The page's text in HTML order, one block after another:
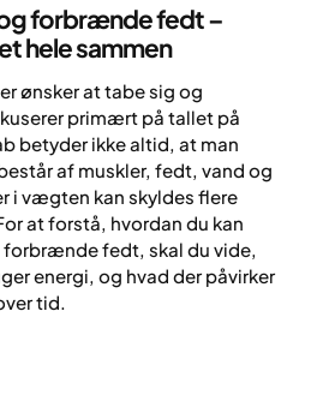
forbrænde fedt –
hele sammen
ønsker at tabe sig og
primært på tallet på
betyder ikke altid, at man
af muskler, fedt, vand og
i vægten kan skyldes flere
at forstå, hvordan du kan
fedt, skal du vide,
energi, og hvad der påvirker
tid.